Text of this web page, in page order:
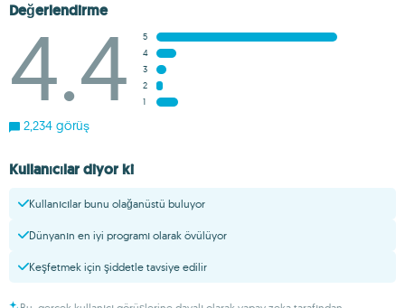
Değerlendirme
4.4
5
4
3
2
1
2,234 görüş
Kullanıcılar diyor ki
Kullanıcılar bunu olağanüstü buluyor
Dünyanın en iyi programı olarak övülüyor
Keşfetmek için şiddetle tavsiye edilir